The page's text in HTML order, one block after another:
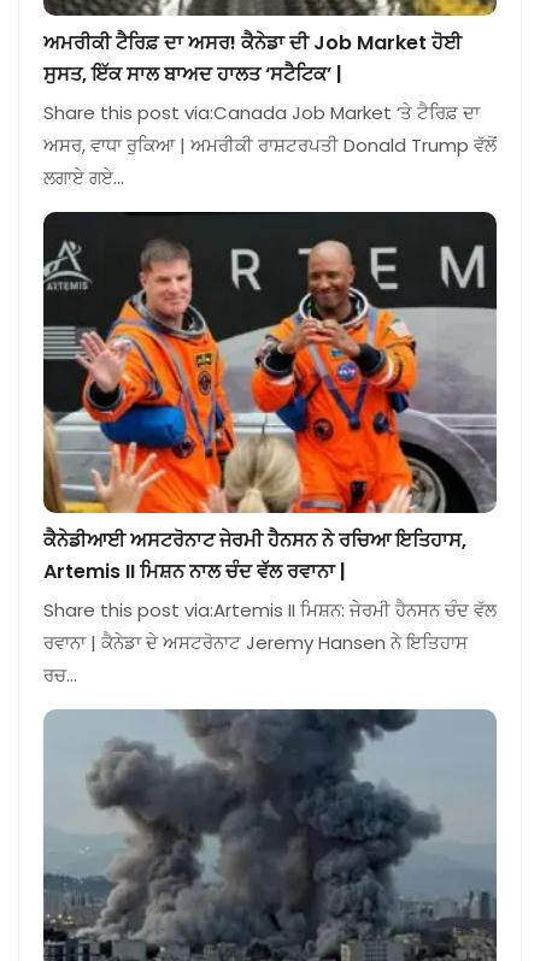
ਅਮਰੀਕੀ ਟੈਰਿਫ਼ ਦਾ ਅਸਰ! ਕੈਨੇਡਾ ਦੀ Job Market ਹੋਈ
ਸੁਸਤ, ਇੱਕ ਸਾਲ ਬਾਅਦ ਹਾਲਤ ‘ਸਟੈਟਿਕ’ |
Share this post via:Canada Job Market ‘ਤੇ ਟੈਰਿਫ਼ ਦਾ
ਅਸਰ, ਵਾਧਾ ਰੁਕਿਆ | ਅਮਰੀਕੀ ਰਾਸ਼ਟਰਪਤੀ Donald Trump ਵੱਲੋਂ
ਲਗਾਏ ਗਏ…
ਕੈਨੇਡੀਆਈ ਅਸਟਰੋਨਾਟ ਜੇਰਮੀ ਹੈਨਸਨ ਨੇ ਰਚਿਆ ਇਤਿਹਾਸ,
Artemis II ਮਿਸ਼ਨ ਨਾਲ ਚੰਦ ਵੱਲ ਰਵਾਨਾ |
Share this post via:Artemis II ਮਿਸ਼ਨ: ਜੇਰਮੀ ਹੈਨਸਨ ਚੰਦ ਵੱਲ
ਰਵਾਨਾ | ਕੈਨੇਡਾ ਦੇ ਅਸਟਰੋਨਾਟ Jeremy Hansen ਨੇ ਇਤਿਹਾਸ
ਰਚ…